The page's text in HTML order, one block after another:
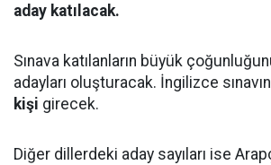
aday katılacak.
Sınava katılanların büyük
adayları oluşturacak. İngilizce
kişi girecek.
Diğer dillerdeki aday sayıları ise